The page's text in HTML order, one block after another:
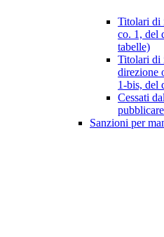
Titolari di
co. 1, del
tabelle)
Titolari di
direzione
1-bis, del
Cessati
Sanzioni per